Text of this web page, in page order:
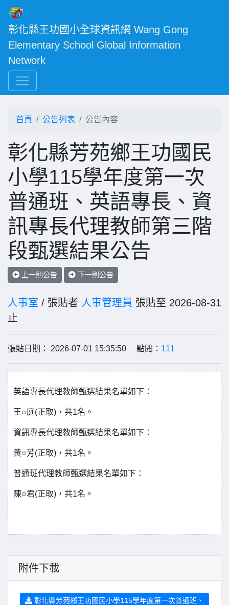
彰化縣王功國小全球資訊網 Wang Gong
Elementary School Global Information
Network
首頁 公告列表 公告內容
彰化縣芳苑鄉王功國民
小學115學年度第一次
普通班、英語專長、資
訊專長代理教師第三階
段甄選結果公告
上一則公告 下一則公告
人事室 / 張貼者 人事管理員 張貼至 2026-08-31
止
張貼日期： 2026-07-01 15:35:50 點閱： 111
英語專長代理教師甄選結果名單如下：
王○庭(正取)，共1名。
資訊專長代理教師甄選結果名單如下：
黃○芳(正取)，共1名。
普通班代理教師甄選結果名單如下：
陳○君(正取)，共1名。
附件下載
彰化縣芳苑鄉王功國民小學115學年度第一次普通班、